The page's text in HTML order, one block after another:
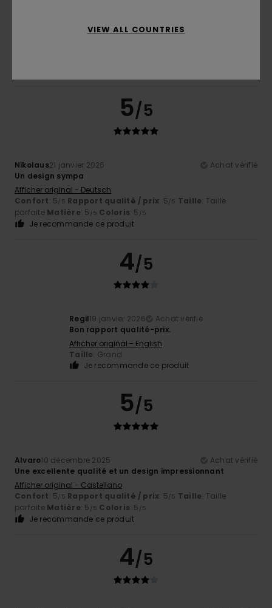
9 février 2026
Correspond parfaitement à sa description
5/5
Nikolaus21 janvier 2026
Achat vérifié
Un design sympa
Afficher original - Deutsch
Confort: 5/5 Rapport qualité / prix: 5/5 Taille: Taille
parfaite Matière: 5 /5 Coloris: 5 /5
Je recommande ce produit
4/5
Regil19 janvier 2026
Achat vérifié
Bon rapport qualité-prix.
Afficher original - English
Taille: Grand
Je recommande ce produit
5/5
Alvaro10 décembre 2025
Achat vérifié
Une excellente qualité et un design impressionnant
Afficher original - Castellano
Confort: 5/5 Rapport qualité / prix: 5/5 Taille: Taille
parfaite Matière: 5 /5 Coloris: 5 /5
Je recommande ce produit
4/5
VIEW ALL COUNTRIES